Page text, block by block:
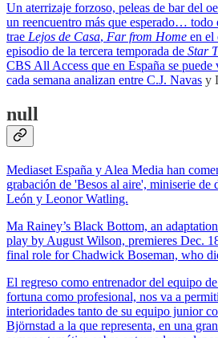
Un aterrizaje forzoso, peleas de bar del
un reencuentro más que esperado… todo
trae Lejos de Casa, Far from Home en el
episodio de la tercera temporada de Star
CBS All Access que en España se
cada semana analizan entre C.J. Navas y
null
Mediaset España y Alea Media han
grabación de 'Besos al aire', miniserie de
León y Leonor Watling.
Ma Rainey’s Black Bottom, an
play by August Wilson, premieres Dec.
final role for Chadwick Boseman, who
El regreso como entrenador del equipo
fortuna como profesional, nos va a
interioridades tanto de su equipo junior
Björnstad a la que representa, en una